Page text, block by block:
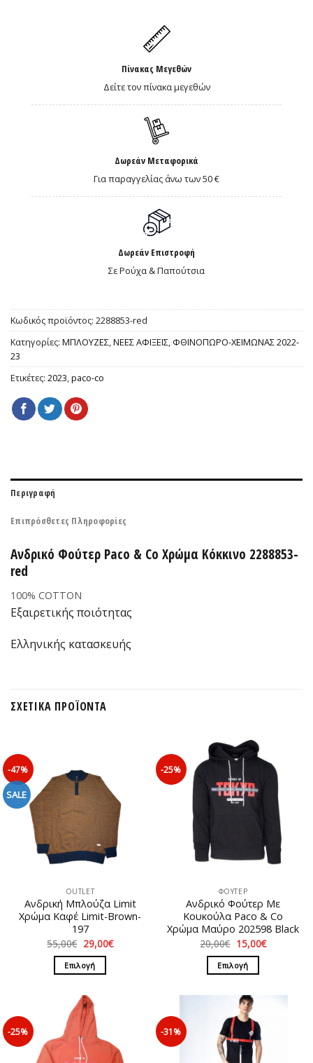
Πίνακας Μεγεθών
Δείτε τον πίνακα μεγεθών
Δωρεάν Μεταφορικά
Για παραγγελίας άνω των 50 €
Δωρεάν Επιστροφή
Σε Ρούχα & Παπούτσια
Κωδικός προϊόντος: 2288853-red
Κατηγορίες: ΜΠΛΟΥΖΕΣ,ΝΕΕΣ ΑΦΙΞΕΙΣ, ΦΘΙΝΟΠΩΡΟ-ΧΕΙΜΩΝΑΣ 2022-
23
Ετικέτες: 2023,paco-co
Περιγραφή
Επιπρόσθετες Πληροφορίες
Ανδρικό Φούτερ Paco & Co Χρώμα Κόκκινο 2288853-
red
100% COTTON
Εξαιρετικής ποιότητας
Ελληνικής κατασκευής
ΣΧΕΤΙΚΆ ΠΡΟΪΌΝΤΑ
-47%
SALE
OUTLET
Ανδρική Μπλούζα Limit
Χρώμα Καφέ Limit-Brown-
197
55,00€ Original
price
was:
55,00€.
29,00€Η
τρέχουσα
Επιλογή
το
προϊόν
έχει
πολλαπλές
παραλλαγές.
-25%
ΦΟΥΤΕΡ
Ανδρικό Φούτερ Με
Κουκούλα Paco & Co
Χρώμα Μαύρο 202598 Black
20,00€ Original
price
was:
20,00€.
15,00€Η
τρέχουσα
Επιλογή
το
προϊόν
έχει
πολλαπλές
παραλλαγές.
-25% -31%